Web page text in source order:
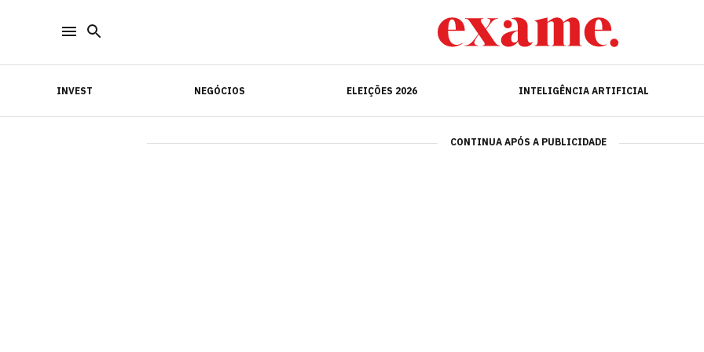
INVEST NEGÓCIOS ELEIÇÕES 2026 INTELIGÊNCIA ARTIFICIAL
INVEST INTELIGÊNCIA ARTIFICIAL
CONTINUA APÓS A PUBLICIDADE